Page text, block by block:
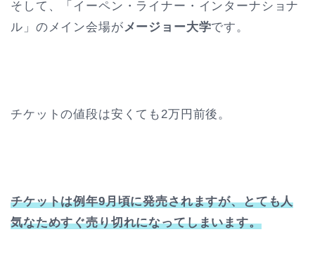
そして、「イーペン・ライナー・インターナショナ
ル」のメイン会場が メージョー大学です。
チケットの値段は安くても2万円前後。
チケットは例年9月頃に発売されますが、とても人
気なためすぐ売り切れになってしまいます。